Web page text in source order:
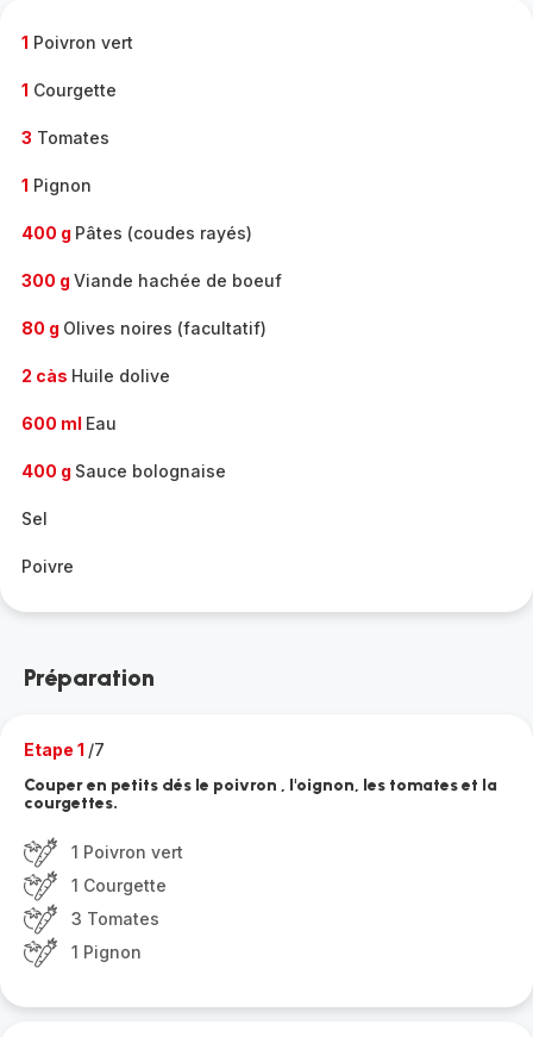
1 Poivron vert
1 Courgette
3 Tomates
1 Pignon
400 g Pâtes (coudes rayés)
300 g Viande hachée de boeuf
80 g Olives noires (facultatif)
2 càs Huile dolive
600 ml Eau
400 g Sauce bolognaise
Sel
Poivre
Préparation
Etape 1 /7
Couper en petits dés le poivron , l'oignon, les tomates et la
courgettes.
1 Poivron vert
1 Courgette
3 Tomates
1 Pignon